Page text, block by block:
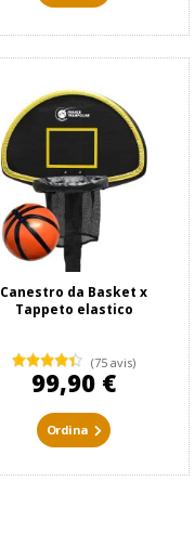
Canestro da Basket x
Tappeto elastico
(75 avis)
99,90 €
Ordina